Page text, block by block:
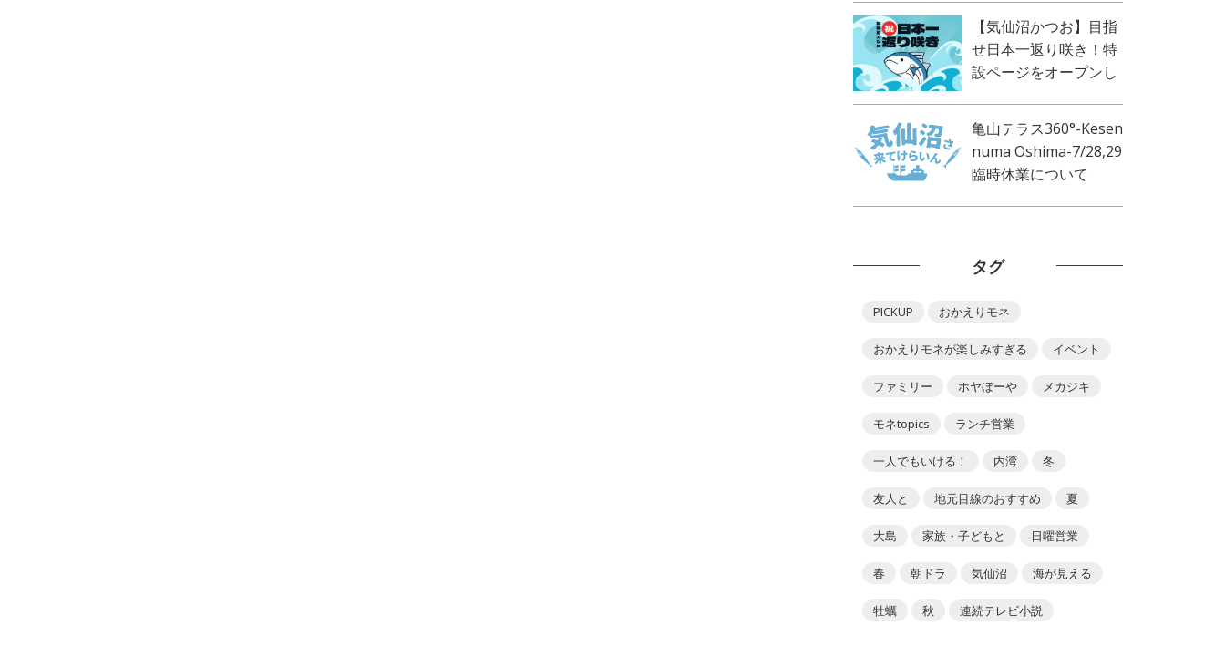
【気仙沼かつお】目指
せ日本一返り咲き！特
設ページをオープンし
亀山テラス360°-Kesen
numa Oshima-7/28,29
臨時休業について
タグ
PICKUP おかえりモネ
おかえりモネが楽しみすぎる イベント
ファミリー ホヤぼーや メカジキ
モネtopics ランチ営業
一人でもいける！ 内湾 冬
友人と 地元目線のおすすめ 夏
大島 家族・子どもと 日曜営業
春 朝ドラ 気仙沼 海が見える
牡蠣 秋 連続テレビ小説